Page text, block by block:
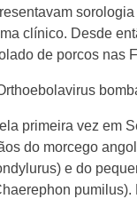
clínico. Desde
de porcos nas
primeira vez em
do morcego
e do
pumilus).